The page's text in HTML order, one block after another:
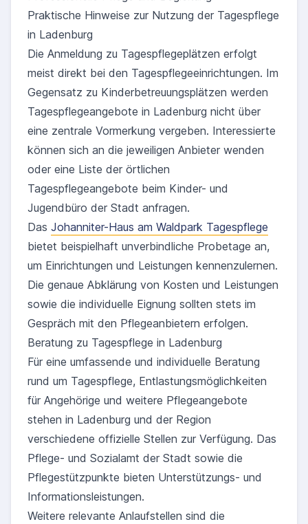
Praktische Hinweise zur Nutzung der Tagespflege
in Ladenburg
Die Anmeldung zu Tagespflegeplätzen erfolgt
meist direkt bei den Tagespflegeeinrichtungen. Im
Gegensatz zu Kinderbetreuungsplätzen werden
Tagespflegeangebote in Ladenburg nicht über
eine zentrale Vormerkung vergeben. Interessierte
können sich an die jeweiligen Anbieter wenden
oder eine Liste der örtlichen
Tagespflegeangebote beim Kinder- und
Jugendbüro der Stadt anfragen.
Das Johanniter-Haus am Waldpark Tagespflege
bietet beispielhaft unverbindliche Probetage an,
um Einrichtungen und Leistungen kennenzulernen.
Die genaue Abklärung von Kosten und Leistungen
sowie die individuelle Eignung sollten stets im
Gespräch mit den Pflegeanbietern erfolgen.
Beratung zu Tagespflege in Ladenburg
Für eine umfassende und individuelle Beratung
rund um Tagespflege, Entlastungsmöglichkeiten
für Angehörige und weitere Pflegeangebote
stehen in Ladenburg und der Region
verschiedene offizielle Stellen zur Verfügung. Das
Pflege- und Sozialamt der Stadt sowie die
Pflegestützpunkte bieten Unterstützungs- und
Informationsleistungen.
Weitere relevante Anlaufstellen sind die